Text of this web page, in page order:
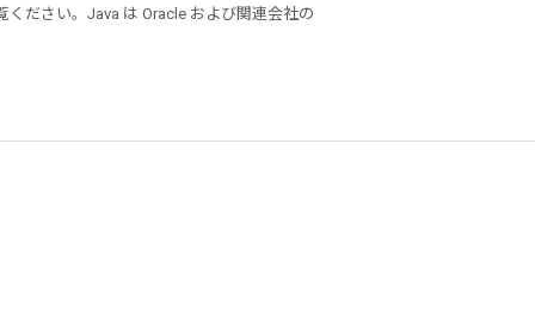
ください。Java は Oracle および関連会社の